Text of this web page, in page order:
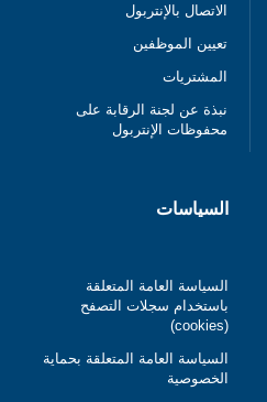
الاتصال بالإنتربول
تعيين الموظفين
المشتريات
نبذة عن لجنة الرقابة على
محفوظات الإنتربول
السياسات
السياسة العامة المتعلقة
باستخدام سجلات التصفح
(cookies)
السياسة العامة المتعلقة بحماية
الخصوصية